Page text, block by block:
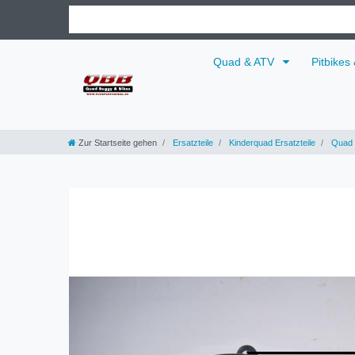
Quad & ATV Pitbikes
Zur Startseite gehen Ersatzteile Kinderquad Ersatzteile Quad